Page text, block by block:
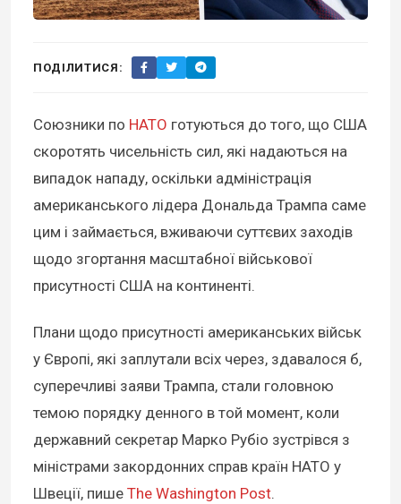
ПОДІЛИТИСЯ:
Союзники по НАТО готуються до того, що США
скоротять чисельність сил, які надаються на
випадок нападу, оскільки адміністрація
американського лідера Дональда Трампа саме
цим і займається, вживаючи суттєвих заходів
щодо згортання масштабної військової
присутності США на континенті.
Плани щодо присутності американських військ
у Європі, які заплутали всіх через, здавалося б,
суперечливі заяви Трампа, стали головною
темою порядку денного в той момент, коли
державний секретар Марко Рубіо зустрівся з
міністрами закордонних справ країн НАТО у
Швеції, пише The Washington Post.